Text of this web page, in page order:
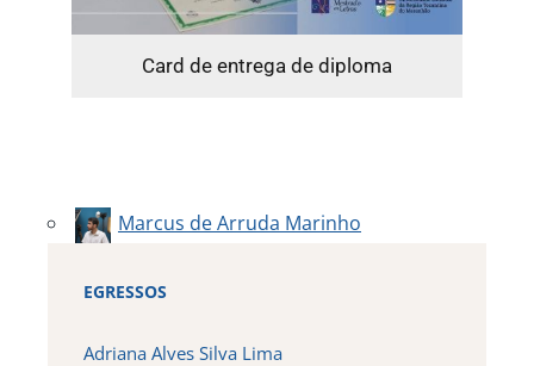
Card de entrega de diploma
Marcus de Arruda Marinho
EGRESSOS
Adriana Alves Silva Lima